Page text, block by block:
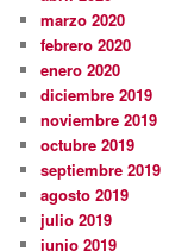
marzo 2020
febrero 2020
enero 2020
diciembre 2019
noviembre 2019
octubre 2019
septiembre 2019
agosto 2019
julio 2019
junio 2019